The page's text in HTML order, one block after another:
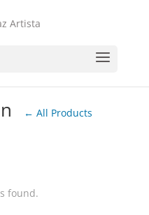
← All Products
found.